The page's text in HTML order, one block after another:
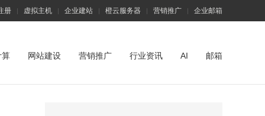
册 | 虚拟主机 | 企业建站 | 橙云服务器 | 营销推广 | 企业邮箱
算 网站建设 营销推广 行业资讯 AI 邮箱